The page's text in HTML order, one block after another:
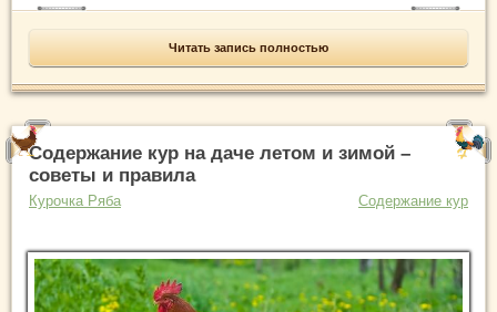
Читать запись полностью
Содержание кур на даче летом и зимой –
советы и правила
Курочка Ряба Содержание кур